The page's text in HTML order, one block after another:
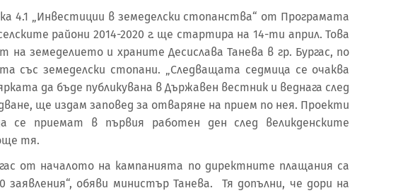
4.1 „Инвестиции в земеделски стопанства“ от Програмата
райони 2014-2020 г. ще стартира на 14-ти април. Това
на земеделието и храните Десислава Танева в гр. Бургас, по
със земеделски стопани. „Следващата седмица се очаква
да бъде публикувана в Държавен вестник и веднага след
ще издам заповед за отваряне на прием по нея. Проекти
се приемат в първия работен ден след великденските
тя.
от началото на кампанията по директните плащания са
заявления“, обяви министър Танева. Тя допълни, че дори на